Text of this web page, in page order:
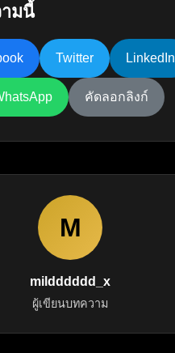
มนี้
Twitter LinkedIn
คัดลอกลิงก์
M
mildddddd_x
ผู้เขียนบทความ